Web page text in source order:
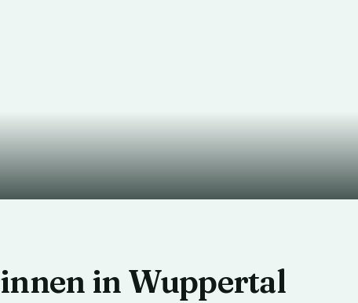
in Wuppertal